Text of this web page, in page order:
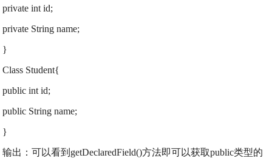
private int id;
private String name;
}
Class Student{
public int id;
public String name;
}
输出：可以看到getDeclaredField()方法即可以获取public类型的